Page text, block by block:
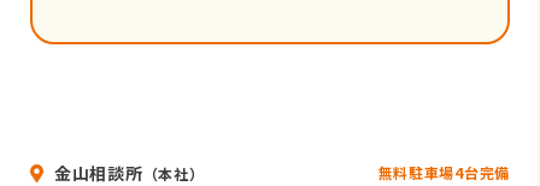
金山相談所 （本社） 無料駐車場4台完備